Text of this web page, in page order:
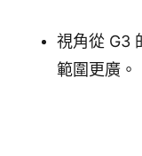
視角從 G3
範圍更廣。